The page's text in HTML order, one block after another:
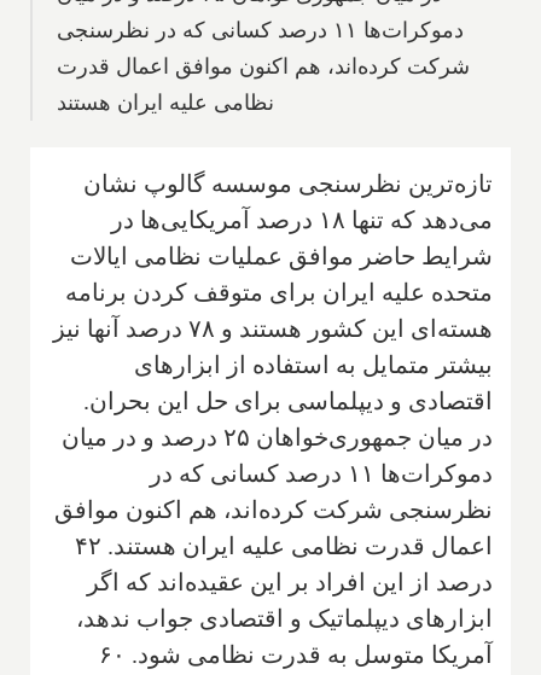
دموکرات‌ها ۱۱ درصد کسانی که در نظرسنجی
شرکت کرده‌اند، هم اکنون موافق اعمال قدرت
نظامی علیه ایران هستند
تازه‌ترین نظرسنجی موسسه گالوپ نشان
می‌دهد که تنها ۱۸ درصد آمریکایی‌ها در
شرایط حاضر موافق عملیات نظامی ایالات
متحده علیه ایران برای متوقف کردن برنامه
هسته‌ای این کشور هستند و ۷۸ درصد آنها نیز
بیشتر متمایل به استفاده از ابزارهای
اقتصادی و دیپلماسی برای حل این بحران.
در میان جمهوری‌خواهان ۲۵ درصد و در میان
دموکرات‌ها ۱۱ درصد کسانی که در
نظرسنجی شرکت کرده‌اند، هم اکنون موافق
اعمال قدرت نظامی علیه ایران هستند. ۴۲
درصد از این افراد بر این عقیده‌اند که اگر
ابزارهای دیپلماتیک و اقتصادی جواب ندهد،
آمریکا متوسل به قدرت نظامی شود. ۶۰